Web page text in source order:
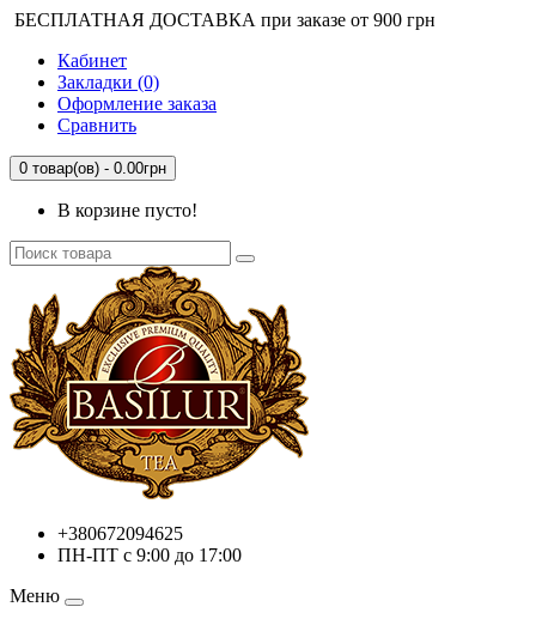
БЕСПЛАТНАЯ ДОСТАВКА при заказе от 900 грн
Кабинет
Закладки (0)
Оформление заказа
Сравнить
0 товар(ов) - 0.00грн
В корзине пусто!
+380672094625
ПН-ПТ с 9:00 до 17:00
Меню